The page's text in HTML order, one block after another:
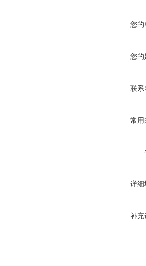
您的
您的
联系
常用
详细
补充